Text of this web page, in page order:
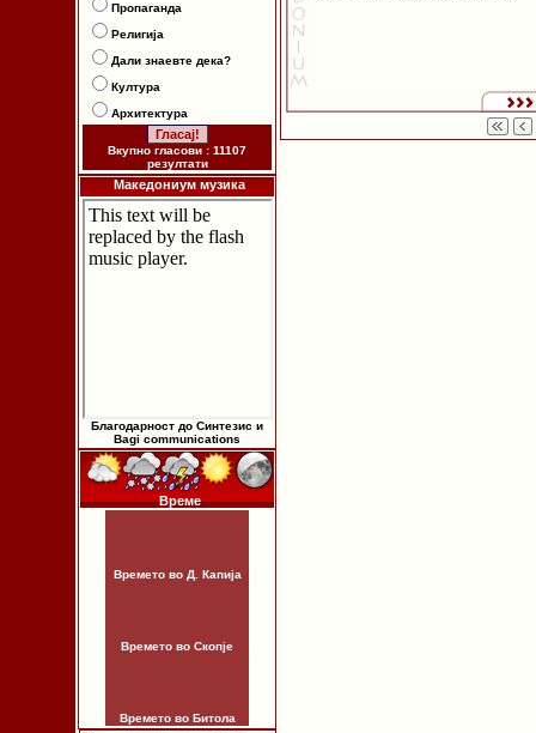
Пропаганда
Религија
Дали знаевте дека?
Култура
Архитектура
Вкупно гласови : 11107
резултати
Македониум музика
Благодарност до Синтезис и
Bagi communications
Време
Времето во Д. Капија
Времето во Скопје
Времето во Битола